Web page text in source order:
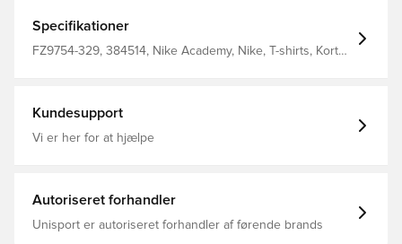
Specifikationer
FZ9754-329, 384514, Nike Academy, Nike, T-shirts, Kort
Kundesupport
Vi er her for at hjælpe
Autoriseret forhandler
Unisport er autoriseret forhandler af førende brands